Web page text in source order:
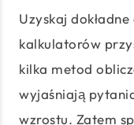
Uzyskaj
kalkulatorów
kilka metod
wyjaśniają
wzrostu. Zatem